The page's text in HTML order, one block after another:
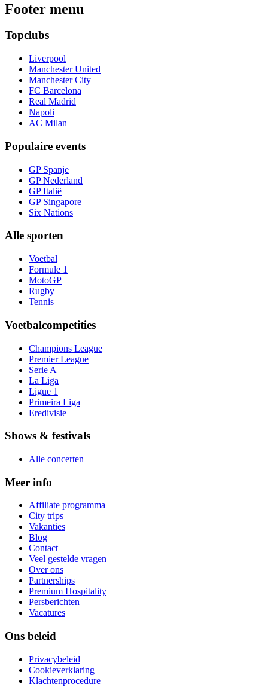
Footer menu
Topclubs
Liverpool
Manchester United
Manchester City
FC Barcelona
Real Madrid
Napoli
AC Milan
Populaire events
GP Spanje
GP Nederland
GP Italië
GP Singapore
Six Nations
Alle sporten
Voetbal
Formule 1
MotoGP
Rugby
Tennis
Voetbalcompetities
Champions League
Premier League
Serie A
La Liga
Ligue 1
Primeira Liga
Eredivisie
Shows & festivals
Alle concerten
Meer info
Affiliate programma
City trips
Vakanties
Blog
Contact
Veel gestelde vragen
Over ons
Partnerships
Premium Hospitality
Persberichten
Vacatures
Ons beleid
Privacybeleid
Cookieverklaring
Klachtenprocedure